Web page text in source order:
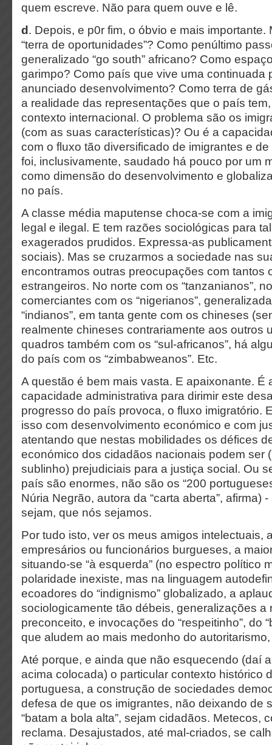
quem escreve. Não para quem ouve e lê.
d . Depois, e p0r fim, o óbvio e mais importante.
“terra de oportunidades”? Como penúltimo
generalizado “go south” africano? Como
garimpo? Como país que vive uma continuada
anunciado desenvolvimento? Como terra de
a realidade das representações que o país
contexto internacional. O problema são os
(com as suas características)? Ou é a
com o fluxo tão diversificado de imigrantes e
foi, inclusivamente, saudado há pouco por um
como dimensão do desenvolvimento e
no país.
A classe média maputense choca-se com a
legal e ilegal. E tem razões sociológicas para
exagerados prudidos. Expressa-as
sociais). Mas se cruzarmos a sociedade nas
encontramos outras preocupações com tantos
estrangeiros. No norte com os “tanzanianos”,
comerciantes com os “nigerianos”,
“indianos”, em tanta gente com os chineses
realmente chineses contrariamente aos outros
quadros também com os “sul-africanos”, há
do país com os “zimbabweanos”. Etc.
A questão é bem mais vasta. E apaixonante. É
capacidade administrativa para dirimir este
progresso do país provoca, o fluxo imigratório.
isso com desenvolvimento económico e com
atentando que nestas mobilidades os défices
económico dos cidadãos nacionais podem ser
sublinho) prejudiciais para a justiça social. Ou
país são enormes, não são os “200
Núria Negrão, autora da “carta aberta”, afirma)
sejam, que nós sejamos.
Por tudo isto, ver os meus amigos intelectuais,
empresários ou funcionários burgueses, a
situando-se “à esquerda” (no espectro político
polaridade inexiste, mas na linguagem
ecoadores do “indignismo” globalizado, a
sociologicamente tão débeis, generalizações a
preconceito, e invocações do “respeitinho”, do
que aludem ao mais medonho do
Até porque, e ainda que não esquecendo (daí
acima colocada) o particular contexto histórico
portuguesa, a construção de sociedades
defesa de que os imigrantes, não deixando de
“batam a bola alta”, sejam cidadãos. Metecos,
reclama. Desajustados, até mal-criados, se